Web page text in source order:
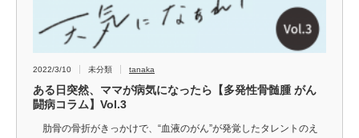
2022/3/10 未分類 tanaka
ある日突然、ママが病気になったら【多発性骨髄腫 がん
闘病コラム】Vol.3
肋骨の骨折がきっかけで、“血液のがん”が発覚したタレントのえ